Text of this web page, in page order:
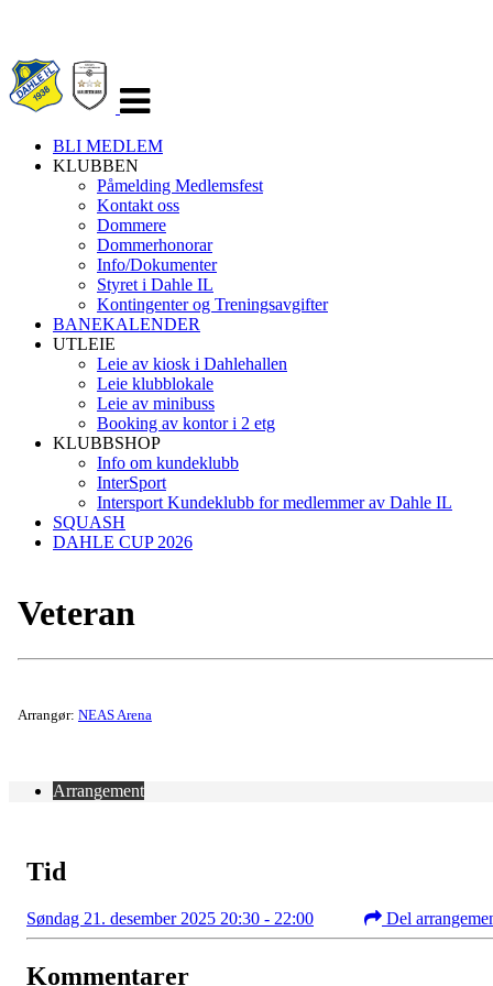
navigasjon
BLI MEDLEM
KLUBBEN
Påmelding Medlemsfest
Kontakt oss
Dommere
Dommerhonorar
Info/Dokumenter
Styret i Dahle IL
Kontingenter og Treningsavgifter
BANEKALENDER
UTLEIE
Leie av kiosk i Dahlehallen
Leie klubblokale
Leie av minibuss
Booking av kontor i 2 etg
KLUBBSHOP
Info om kundeklubb
InterSport
Intersport Kundeklubb for medlemmer av Dahle IL
SQUASH
DAHLE CUP 2026
Veteran
Arrangør: NEAS Arena
Arrangement
Tid
Søndag 21. desember 2025 20:30 - 22:00 Del
Kommentarer